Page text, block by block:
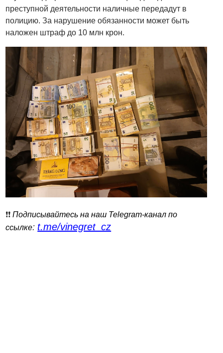
преступной деятельности наличные передадут в
полицию. За нарушение обязанности может быть
наложен штраф до 10 млн крон.
❗️❗️Подписывайтесь на наш Telegram-канал по
ссылке: t.me/vinegret_cz